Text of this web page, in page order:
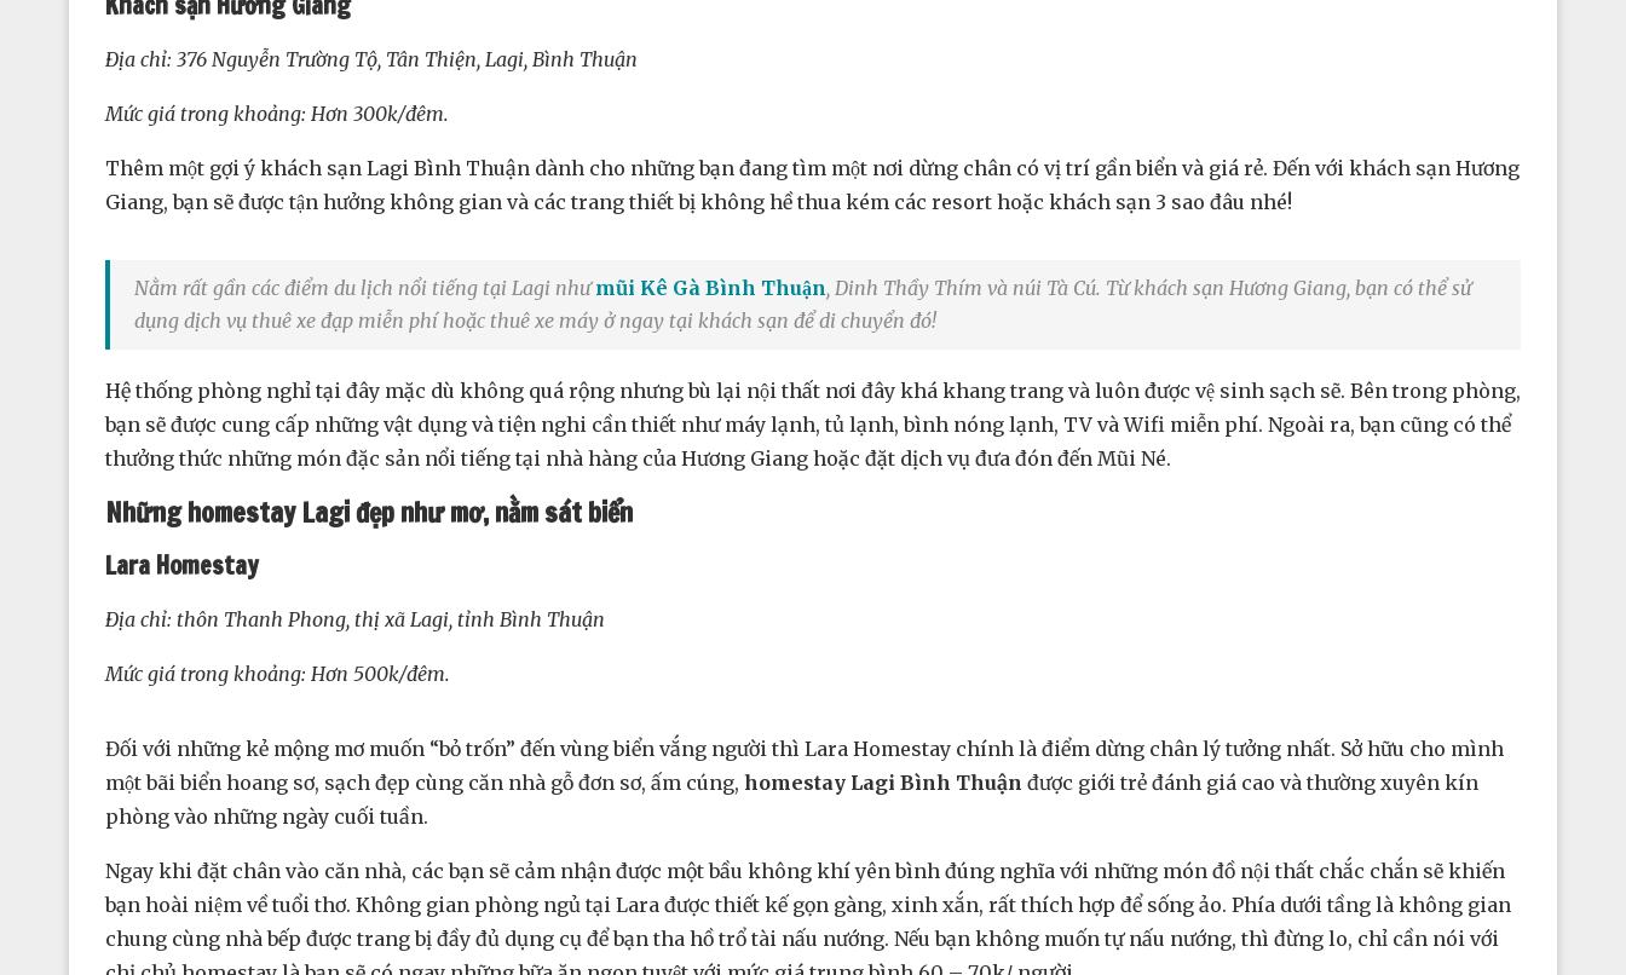
Địa chỉ: 376 Nguyễn Trường Tộ, Tân Thiện, Lagi, Bình Thuận
Mức giá trong khoảng: Hơn 300k/đêm.
Thêm một gợi ý khách sạn Lagi Bình Thuận dành cho những bạn đang tìm một nơi dừng chân có vị trí gần biển và giá rẻ. Đến với khách sạn Hương
Giang, bạn sẽ được tận hưởng không gian và các trang thiết bị không hề thua kém các resort hoặc khách sạn 3 sao đâu nhé!
Nằm rất gần các điểm du lịch nổi tiếng tại Lagi nhưmũi Kê Gà Bình Thuận, Dinh Thầy Thím và núi Tà Cú. Từ khách sạn Hương Giang, bạn có thể sử
dụng dịch vụ thuê xe đạp miễn phí hoặc thuê xe máy ở ngay tại khách sạn để di chuyển đó!
Hệ thống phòng nghỉ tại đây mặc dù không quá rộng nhưng bù lại nội thất nơi đây khá khang trang và luôn được vệ sinh sạch sẽ. Bên trong phòng,
bạn sẽ được cung cấp những vật dụng và tiện nghi cần thiết như máy lạnh, tủ lạnh, bình nóng lạnh, TV và Wifi miễn phí. Ngoài ra, bạn cũng có thể
thưởng thức những món đặc sản nổi tiếng tại nhà hàng của Hương Giang hoặc đặt dịch vụ đưa đón đến Mũi Né.
Những homestay Lagi đẹp như mơ, nằm sát biển
Lara Homestay
Địa chỉ: thôn Thanh Phong, thị xã Lagi, tỉnh Bình Thuận
Mức giá trong khoảng: Hơn 500k/đêm.
Đối với những kẻ mộng mơ muốn “bỏ trốn” đến vùng biển vắng người thì Lara Homestay chính là điểm dừng chân lý tưởng nhất. Sở hữu cho mình
một bãi biển hoang sơ, sạch đẹp cùng căn nhà gỗ đơn sơ, ấm cúng, homestay Lagi Bình Thuận được giới trẻ đánh giá cao và thường xuyên kín
phòng vào những ngày cuối tuần.
Ngay khi đặt chân vào căn nhà, các bạn sẽ cảm nhận được một bầu không khí yên bình đúng nghĩa với những món đồ nội thất chắc chắn sẽ khiến
bạn hoài niệm về tuổi thơ. Không gian phòng ngủ tại Lara được thiết kế gọn gàng, xinh xắn, rất thích hợp để sống ảo. Phía dưới tầng là không gian
chung cùng nhà bếp được trang bị đầy đủ dụng cụ để bạn tha hồ trổ tài nấu nướng. Nếu bạn không muốn tự nấu nướng, thì đừng lo, chỉ cần nói với